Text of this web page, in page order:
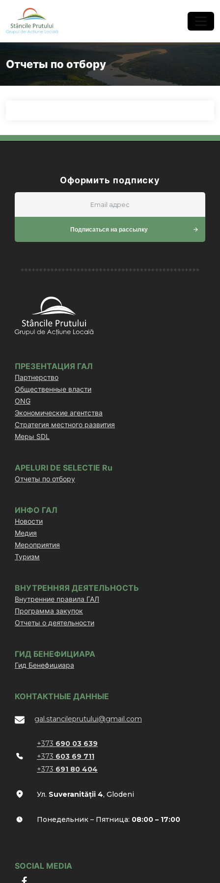
×
Отчеты по отбору
Оформить подписку
Подписаться на рассылку
ПРЕЗЕНТАЦИЯ ГАЛ
Партнерство
Общественные власти
ONG
Экономические агентства
Стратегия местного развития
Меры SDL
APELURI DE SELECTIE Ru
Отчеты по отбору
ИНФО ГАЛ
Новости
Медия
Мероприятия
Туризм
ВНУТРЕННЯЯ ДЕЯТЕЛЬНОСТЬ
Внутренние правила ГАЛ
Программа закупок
Отчеты о деятельности
ГИД БЕНЕФИЦИАРА
Гид Бенефициара
КОНТАКТНЫЕ ДАННЫЕ
gal.stancileprutului@gmail.com
+373 690 03 639
+373 603 69 711
+373 691 80 404
Ул. Suveranității 4, Glodeni
Понедельник – Пятница: 08:00 – 17:00
SOCIAL MEDIA